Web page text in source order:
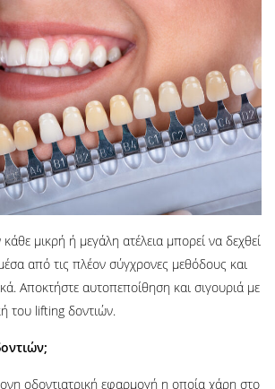
μικρή ή μεγάλη ατέλεια μπορεί να δεχθεί
από τις πλέον σύγχρονες μεθόδους και
Αποκτήστε αυτοπεποίθηση και σιγουριά με
του lifting δοντιών.
οδοντιατρική εφαρμογή η οποία χάρη στο